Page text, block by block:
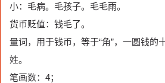
小：毛病。毛孩子。毛毛雨。
货币贬值：钱毛了。
量词，用于钱币，等于“角”，一圆钱的
姓。
笔画数：4；